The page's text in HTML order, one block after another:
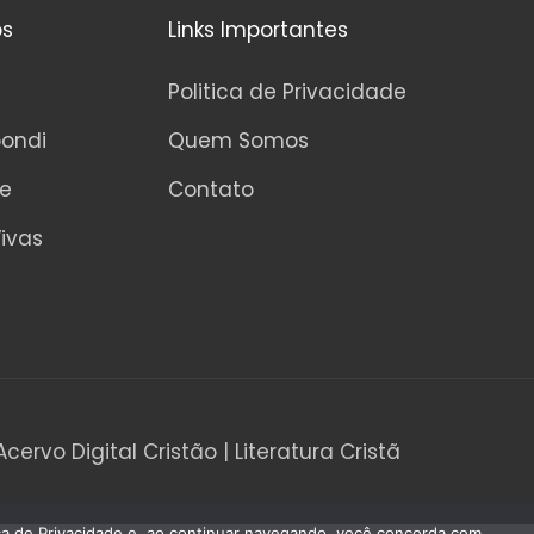
Links Importantes
Politica de Privacidade
Quem Somos
Contato
Digital Cristão | Literatura Cristã